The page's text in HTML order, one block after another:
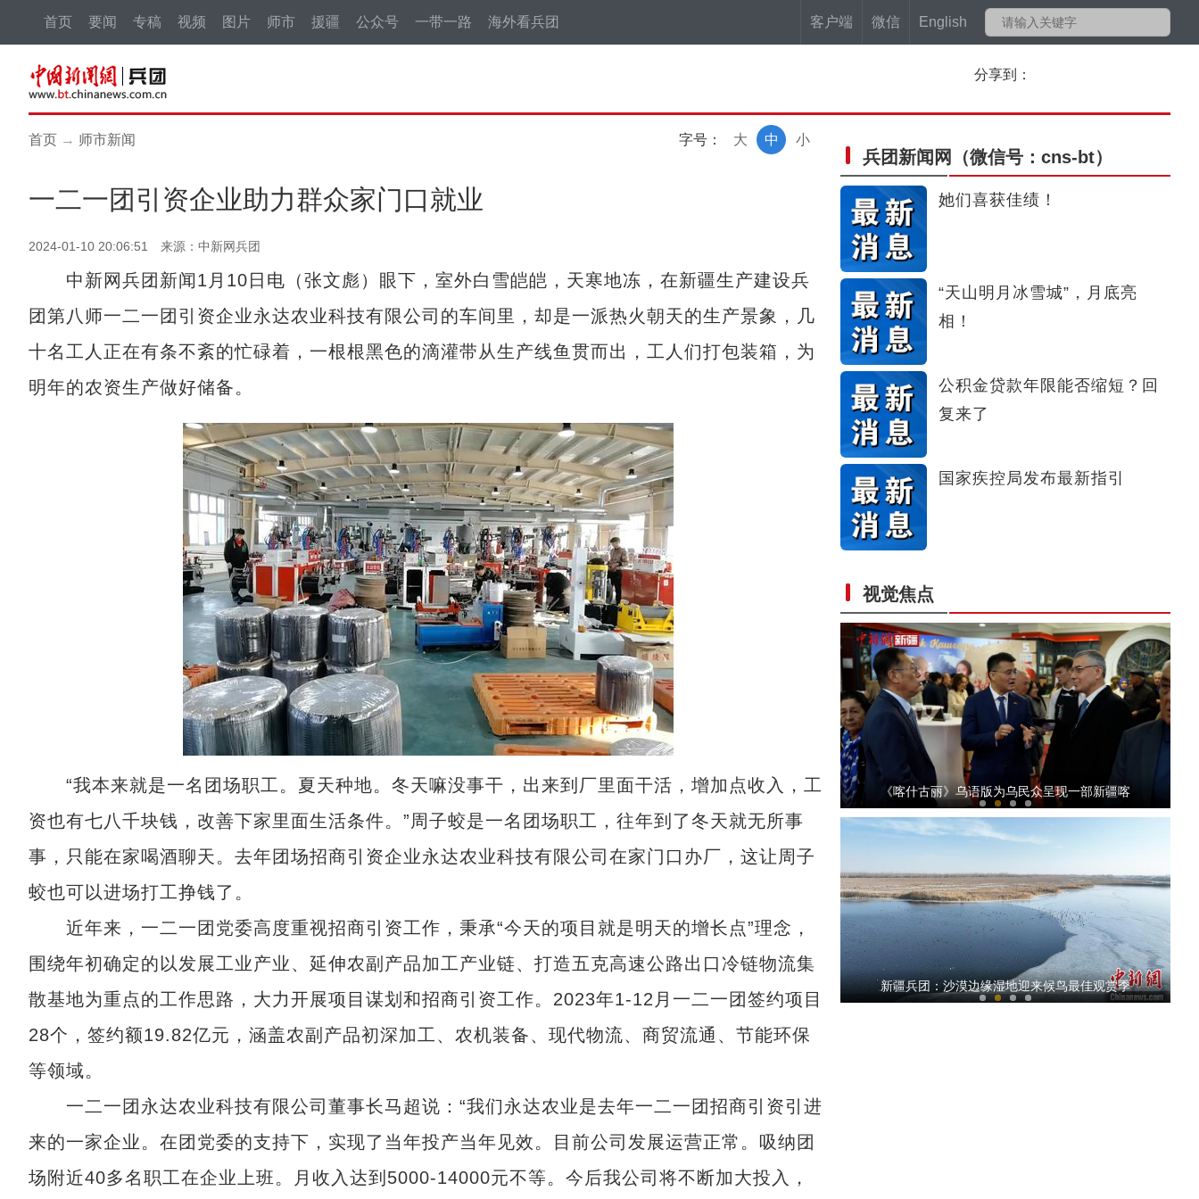
客户端 微信 English
首页 要闻 专稿 视频 图片 师市 援疆 公众号 一带一路 海外看兵团
分享到：
首页 → 师市新闻 字号： 小
中
大
一二一团引资企业助力群众家门口就业
2024-01-10 20:06:51 来源：中新网兵团
中新网兵团新闻1月10日电（张文彪）眼下，室外白雪皑皑，天寒地冻，在新疆生产建设兵
团第八师一二一团引资企业永达农业科技有限公司的车间里，却是一派热火朝天的生产景象，几
十名工人正在有条不紊的忙碌着，一根根黑色的滴灌带从生产线鱼贯而出，工人们打包装箱，为
明年的农资生产做好储备。
“我本来就是一名团场职工。夏天种地。冬天嘛没事干，出来到厂里面干活，增加点收入，工
资也有七八千块钱，改善下家里面生活条件。”周子蛟是一名团场职工，往年到了冬天就无所事
事，只能在家喝酒聊天。去年团场招商引资企业永达农业科技有限公司在家门口办厂，这让周子
蛟也可以进场打工挣钱了。
近年来，一二一团党委高度重视招商引资工作，秉承“今天的项目就是明天的增长点”理念，
围绕年初确定的以发展工业产业、延伸农副产品加工产业链、打造五克高速公路出口冷链物流集
散基地为重点的工作思路，大力开展项目谋划和招商引资工作。2023年1-12月一二一团签约项目
28个，签约额19.82亿元，涵盖农副产品初深加工、农机装备、现代物流、商贸流通、节能环保
等领域。
一二一团永达农业科技有限公司董事长马超说：“我们永达农业是去年一二一团招商引资引进
来的一家企业。在团党委的支持下，实现了当年投产当年见效。目前公司发展运营正常。吸纳团
场附近40多名职工在企业上班。月收入达到5000-14000元不等。今后我公司将不断加大投入，
兵团新闻网 （微信号：cns-bt）
她们喜获佳绩！
“天山明月冰雪城”，月底亮
相！
公积金贷款年限能否缩短？回
复来了
国家疾控局发布最新指引
视觉焦点
阿克苏好地方·龟兹之美——《龟兹梵音》
“阿克苏是个好地方·四季之美”第一季冬季
《喀什古丽》乌语版为乌民众呈现一部新疆喀
新疆首家一站式出口汽车综合服务项目在喀什
新疆兵团：沙漠边缘湿地迎来候鸟最佳观赏季